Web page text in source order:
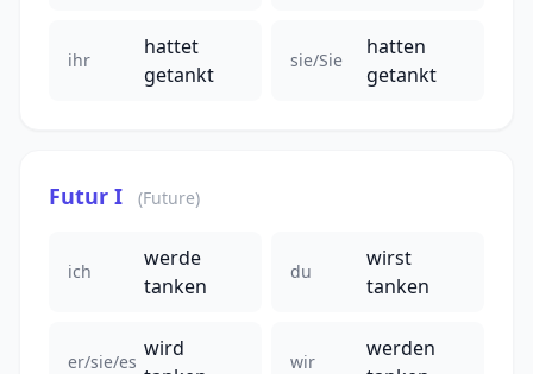
ihr
hattet
getankt
sie/Sie
hatten
getankt
Futur I (Future)
ich
werde
tanken
du
wirst
tanken
er/sie/es
wird
wir
werden